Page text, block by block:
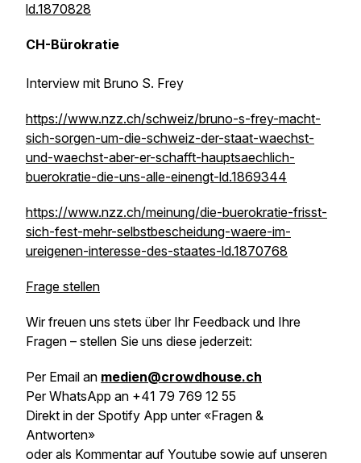
ld.1870828
CH-Bürokratie
Interview mit Bruno S. Frey
https://www.nzz.ch/schweiz/bruno-s-frey-macht-
sich-sorgen-um-die-schweiz-der-staat-waechst-
und-waechst-aber-er-schafft-hauptsaechlich-
buerokratie-die-uns-alle-einengt-ld.1869344
https://www.nzz.ch/meinung/die-buerokratie-frisst-
sich-fest-mehr-selbstbescheidung-waere-im-
ureigenen-interesse-des-staates-ld.1870768
Frage stellen
Wir freuen uns stets über Ihr Feedback und Ihre
Fragen – stellen Sie uns diese jederzeit:
Per Email an medien@crowdhouse.ch
Per WhatsApp an +41 79 769 12 55
Direkt in der Spotify App unter «Fragen &
Antworten»
oder als Kommentar auf Youtube sowie auf unseren